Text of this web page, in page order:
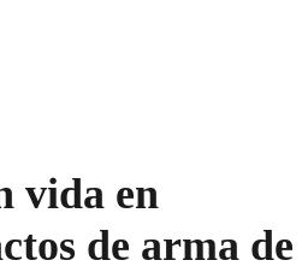
vida en
de arma de